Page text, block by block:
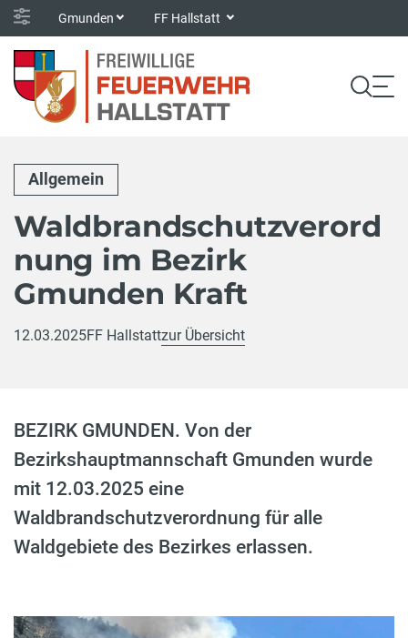
Gmunden FF Hallstatt
Allgemein
Waldbrandschutzverord
nung im Bezirk
Gmunden Kraft
12.03.2025FF Hallstattzur Übersicht
BEZIRK GMUNDEN. Von der
Bezirkshauptmannschaft Gmunden wurde
mit 12.03.2025 eine
Waldbrandschutzverordnung für alle
Waldgebiete des Bezirkes erlassen.